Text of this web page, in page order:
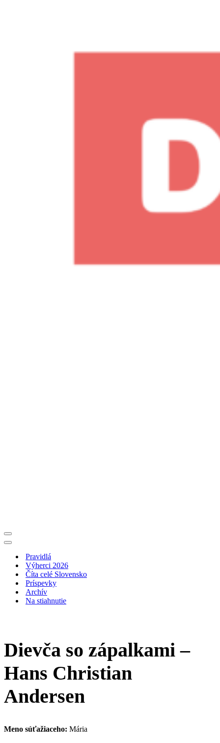
Menu
navigácie
Menu
navigáciePravidlá
Výherci 2026
Číta celé Slovensko
Príspevky
Archív
Na stiahnutie
Dievča so zápalkami –
Hans Christian
Andersen
Meno súťažiaceho: Mária